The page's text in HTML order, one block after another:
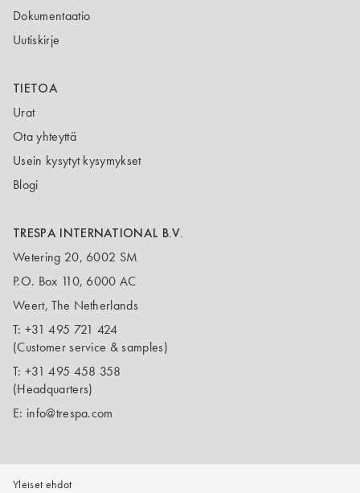
Dokumentaatio
Uutiskirje
TIETOA
Urat
Ota yhteyttä
Usein kysytyt kysymykset
Blogi
TRESPA INTERNATIONAL B.V.
Wetering 20, 6002 SM
P.O. Box 110, 6000 AC
Weert, The Netherlands
T: +31 495 721 424
(Customer service & samples)
T: +31 495 458 358
(Headquarters)
E: info@trespa.com
Yleiset ehdot